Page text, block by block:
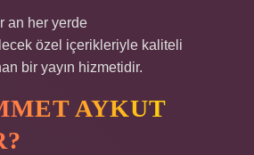
an her yerde
özel içerikleriyle kaliteli
bir yayın hizmetidir.
AYKUT